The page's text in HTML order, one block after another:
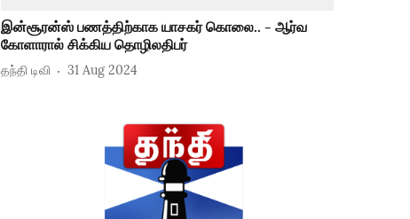
இன்சூரன்ஸ் பணத்திற்காக யாசகர் கொலை.. - ஆர்வ
கோளாரால் சிக்கிய தொழிலதிபர்
தந்தி டிவி 31 Aug 2024